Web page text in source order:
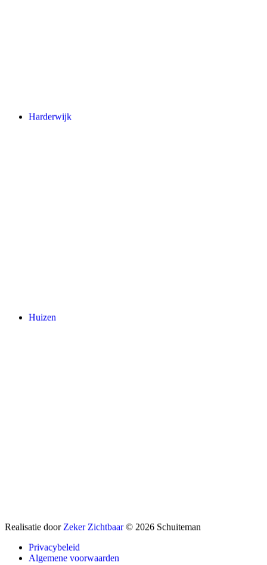
Harderwijk
Huizen
Realisatie door Zeker Zichtbaar © 2026 Schuiteman
Privacybeleid
Algemene voorwaarden